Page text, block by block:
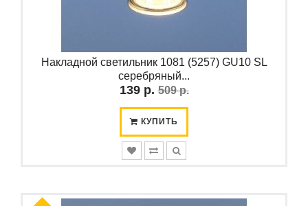
Накладной светильник 1081 (5257) GU10 SL
серебряный...
139 р. 509 р.
КУПИТЬ